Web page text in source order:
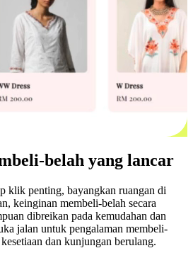
belah yang lancar
klik penting, bayangkan ruangan di
keinginan membeli-belah secara
dibreikan pada kemudahan dan
jalan untuk pengalaman membeli-
dan kunjungan berulang.